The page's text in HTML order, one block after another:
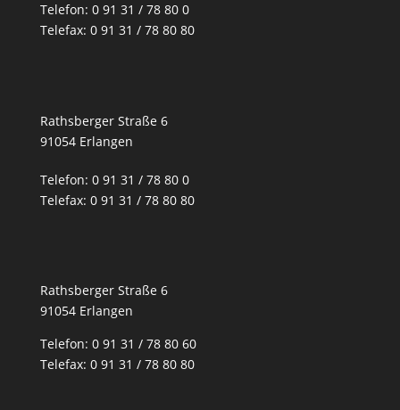
Telefon: 0 91 31 / 78 80 0
Telefax: 0 91 31 / 78 80 80
Rathsberger Straße 6
91054 Erlangen
Telefon: 0 91 31 / 78 80 0
Telefax: 0 91 31 / 78 80 80
Rathsberger Straße 6
91054 Erlangen
Telefon: 0 91 31 / 78 80 60
Telefax: 0 91 31 / 78 80 80